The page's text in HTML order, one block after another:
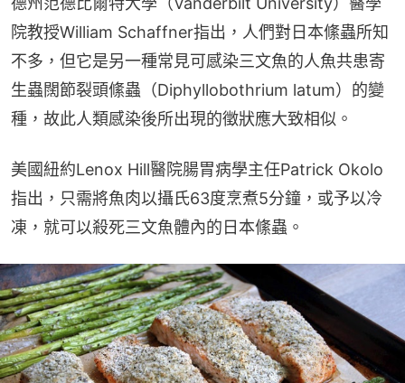
院教授William Schaffner指出，人們對日本絛蟲所知
不多，但它是另一種常見可感染三文魚的人魚共患寄
生蟲闊節裂頭絛蟲（Diphyllobothrium latum）的變
種，故此人類感染後所出現的徵狀應大致相似。
美國紐約Lenox Hill醫院腸胃病學主任Patrick Okolo
指出，只需將魚肉以攝氏63度烹煮5分鐘，或予以冷
凍，就可以殺死三文魚體內的日本絛蟲。